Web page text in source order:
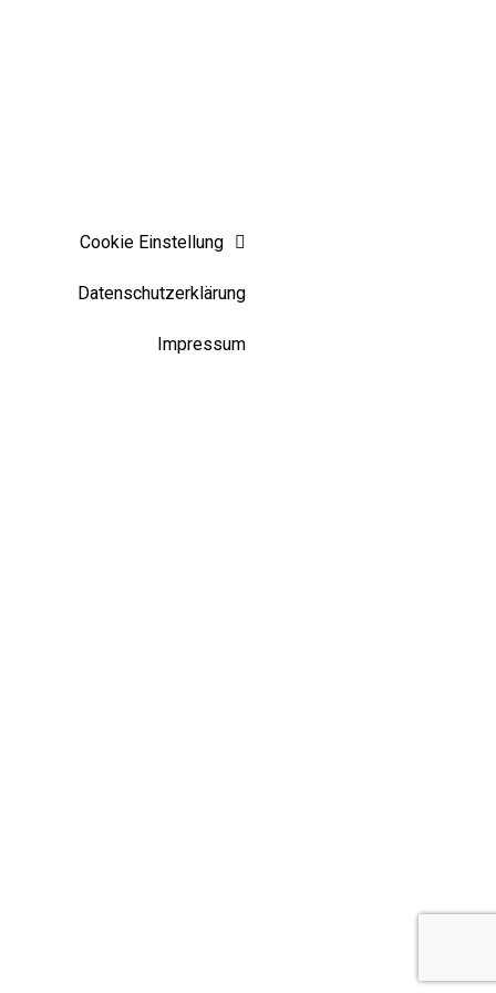
Cookie Einstellung
Datenschutzerklärung
Impressum